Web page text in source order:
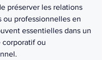
préserver les relations
ou professionnelles en
essentielles dans un
ou